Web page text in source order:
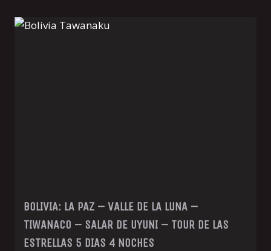
BOLIVIA: LA PAZ – VALLE DE LA LUNA –
TIWANACO – SALAR DE UYUNI – TOUR DE LAS
ESTRELLAS 5 DIAS 4 NOCHES